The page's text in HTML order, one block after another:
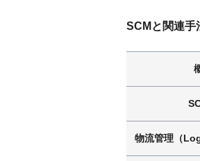
SCMと関連手
物流管理（